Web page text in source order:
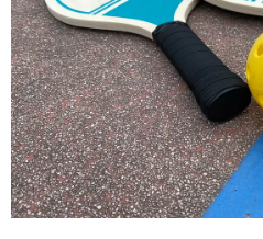
hvězdiček.